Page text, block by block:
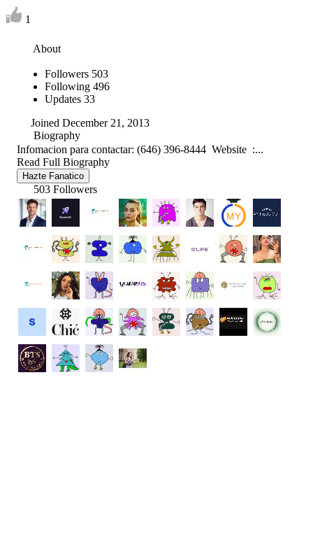
1
About
Followers 503
Following 496
Updates 33
Joined December 21, 2013
Biography
Infomacion para contactar: (646) 396-8444 Website :...
Read Full Biography
Hazte Fanatico
503 Followers